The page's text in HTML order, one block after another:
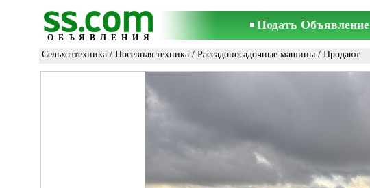
ОБЪЯВЛЕНИЯ
Подать Объявление
Сельхозтехника / Посевная техника / Рассадопосадочные машины / Продают